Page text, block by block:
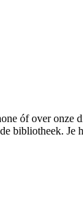
óf over
bibliotheek. Je